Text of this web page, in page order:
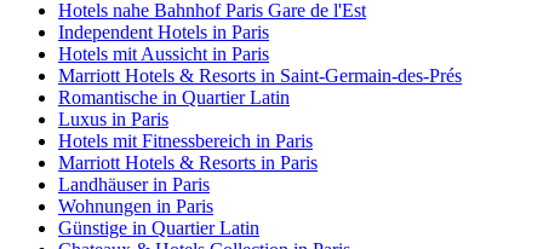
Hotels nahe Bahnhof Paris Gare de l'Est
Independent Hotels in Paris
Hotels mit Aussicht in Paris
Marriott Hotels & Resorts in Saint-Germain-des-Prés
Romantische in Quartier Latin
Luxus in Paris
Hotels mit Fitnessbereich in Paris
Marriott Hotels & Resorts in Paris
Landhäuser in Paris
Wohnungen in Paris
Günstige in Quartier Latin